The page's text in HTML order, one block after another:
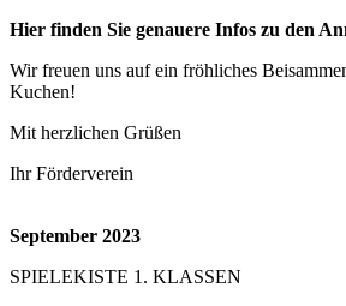
Hier finden Sie genauere Infos zu den
Wir freuen uns auf ein fröhliches
Kuchen!
Mit herzlichen Grüßen
Ihr Förderverein
September 2023
SPIELEKISTE 1. KLASSEN